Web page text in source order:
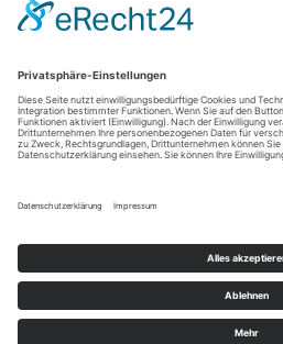
Impressum
AGB
Service
Cookie-Einstellungen Home Kontakt